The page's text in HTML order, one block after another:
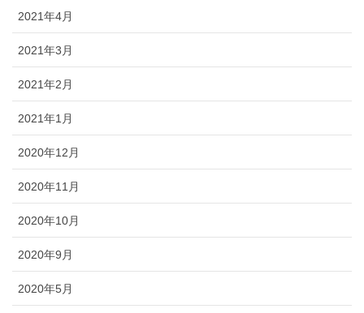
2021年4月
2021年3月
2021年2月
2021年1月
2020年12月
2020年11月
2020年10月
2020年9月
2020年5月